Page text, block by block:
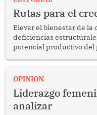
Rutas para el
Elevar el bienestar de
deficiencias
potencial productivo del
OPINION
Liderazgo
analizar